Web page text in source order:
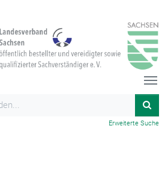
Erweiterte Suche